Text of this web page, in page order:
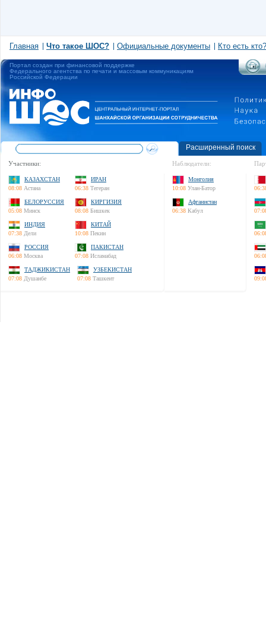
Главная Что такое ШОС? Официальные документы Кто есть кто?
Портал создан при финансовой поддержке
Федерального агентства по печати и массовым коммуникациям
Российской Федерации
Расширенный поиск
Участники:
КАЗАХСТАН
08:08 Астана
ИРАН
06:38 Тегеран
БЕЛОРУССИЯ
05:08 Минск
КИРГИЗИЯ
08:08 Бишкек
ИНДИЯ
07:38 Дели
КИТАЙ
10:08 Пекин
РОССИЯ
06:08 Москва
ПАКИСТАН
07:08 Исламабад
ТАДЖИКИСТАН
07:08 Душанбе
УЗБЕКИСТАН
07:08 Ташкент
Наблюдатели:
Монголия
10:08 Улан-Батор
Афганистан
06:38 Кабул